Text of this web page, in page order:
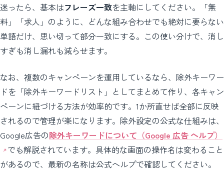
迷ったら、基本はフレーズ一致を主軸にしてください。「無
料」「求人」のように、どんな組み合わせでも絶対に要らない
単語だけ、思い切って部分一致にする。この使い分けで、消し
すぎも消し漏れも減らせます。
なお、複数のキャンペーンを運用しているなら、除外キーワー
ドを「除外キーワードリスト」としてまとめて作り、各キャン
ペーンに紐づける方法が効率的です。1か所直せば全部に反映
されるので管理が楽になります。除外設定の公式な仕組みは、
Google広告の除外キーワードについて（Google 広告 ヘルプ）
でも解説されています。具体的な画面の操作名は変わること
があるので、最新の名称は公式ヘルプで確認してください。